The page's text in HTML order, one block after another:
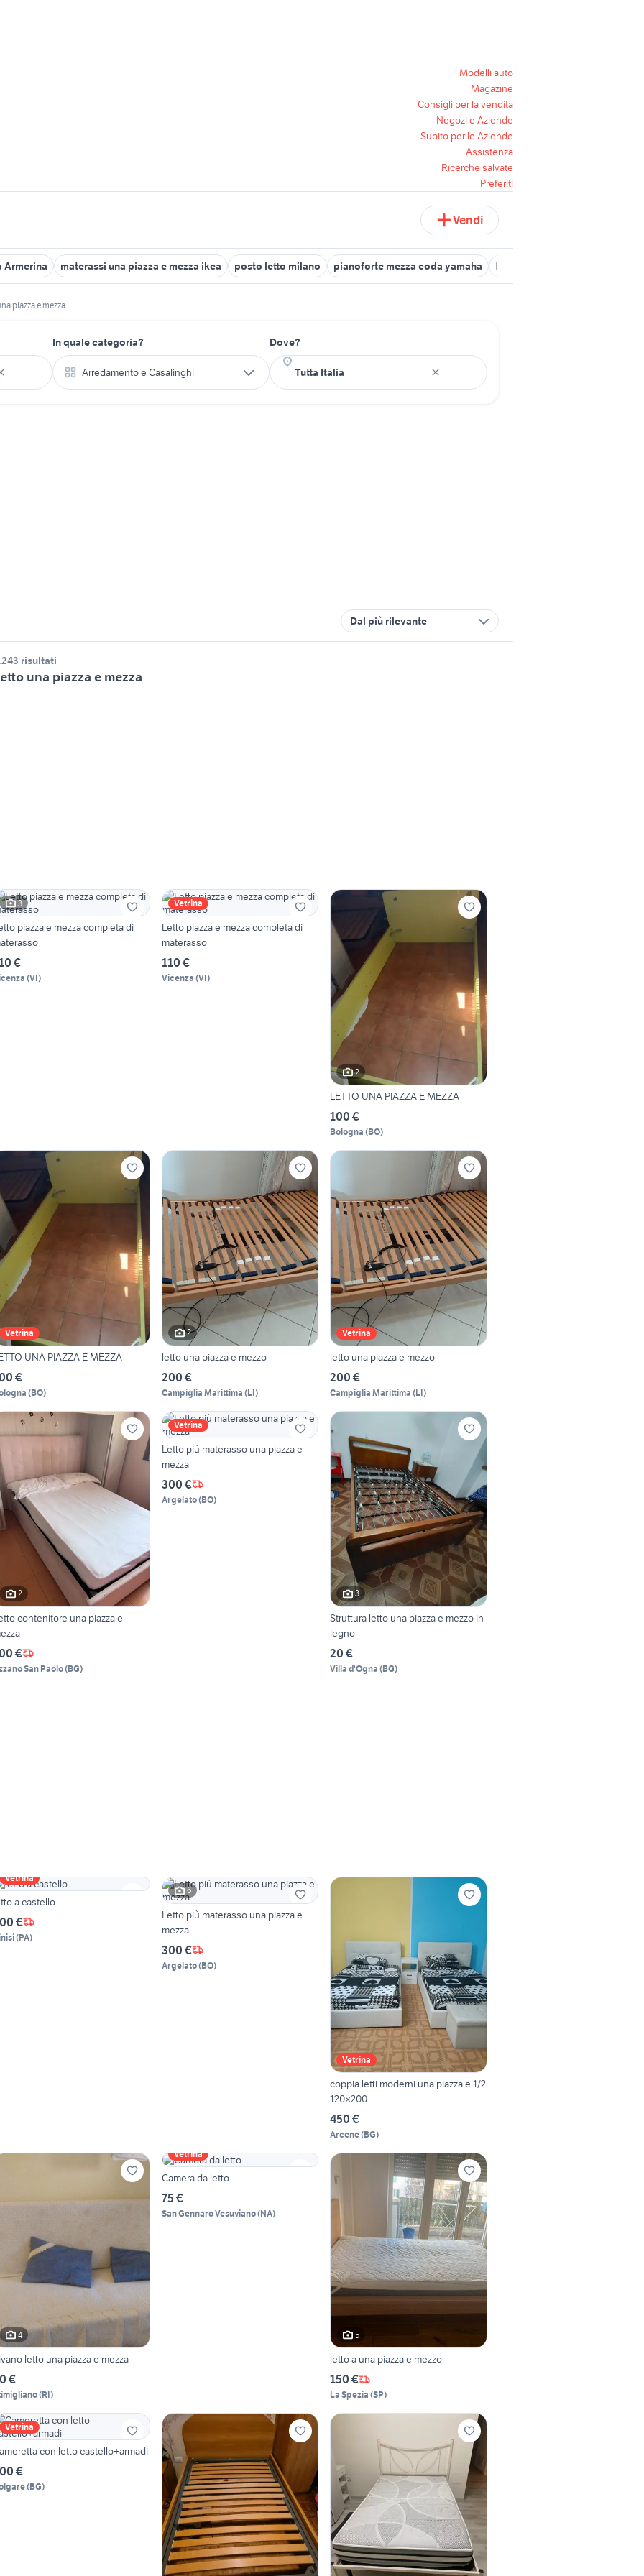
Modelli auto
Magazine
Consigli per la vendita
Negozi e Aziende
Subito per le Aziende
Assistenza
Ricerche salvate
Preferiti
Vendi
Armerina materassi una piazza e mezza ikea posto letto milano pianoforte mezza coda yamaha letto a castello a arredamento
piazza e mezza
In quale categoria?
Arredamento e Casalinghi
Dove?
Dal più rilevante
risultati
una piazza e mezza
3
piazza e mezza completa di
€
(VI)
Vetrina
Letto piazza e mezza completa di
materasso
110 €
Vicenza (VI)
2
LETTO UNA PIAZZA E MEZZA
100 €
Bologna (BO)
Vetrina
UNA PIAZZA E MEZZA
€
(BO)
2
letto una piazza e mezzo
200 €
Campiglia Marittima (LI)
Vetrina
letto una piazza e mezzo
200 €
Campiglia Marittima (LI)
2
contenitore una piazza e
€
San Paolo(BG)
Vetrina
Letto più materasso una piazza e
mezza
300 €
Argelato(BO)
3
Struttura letto una piazza e mezzo in
legno
20 €
Villa d'Ogna (BG)
Vetrina
a castello
€
(PA)
6
Letto più materasso una piazza e
mezza
300 €
Argelato(BO)
Vetrina
coppia letti moderni una piazza e 1/2
120×200
450 €
Arcene(BG)
4
letto una piazza e mezza
€
(RI)
Vetrina
Camera da letto
75 €
San Gennaro Vesuviano(NA)
5
letto a una piazza e mezzo
150 €
La Spezia (SP)
Vetrina
con letto castello+armadi
€
(BG)